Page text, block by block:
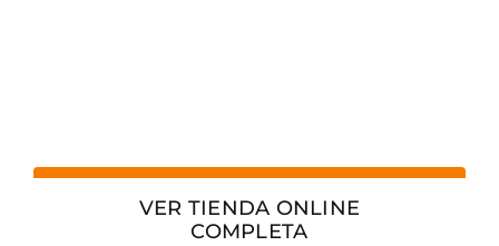
VER TIENDA ONLINE
COMPLETA